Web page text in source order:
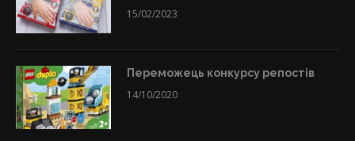
15/02/2023
Переможець конкурсу репостів
14/10/2020